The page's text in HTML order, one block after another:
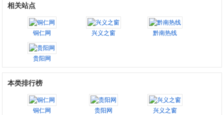
相关站点
铜仁网 兴义之窗 黔南热线
贵阳网
本类排行榜
铜仁网 贵阳网 兴义之窗